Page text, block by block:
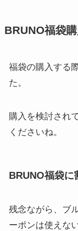
BRUNO福袋
福袋の購入する
た。
購入を検討され
くださいね。
BRUNO福袋に
残念ながら、ブ
ーポンは使えな